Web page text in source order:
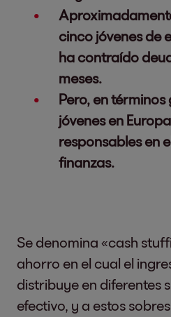
cinco jóvenes de
ha contraído
meses.
Pero, en términos
jóvenes en
responsables en
finanzas.
Se denomina «cash
ahorro en el cual el
distribuye en diferentes
efectivo, y a estos